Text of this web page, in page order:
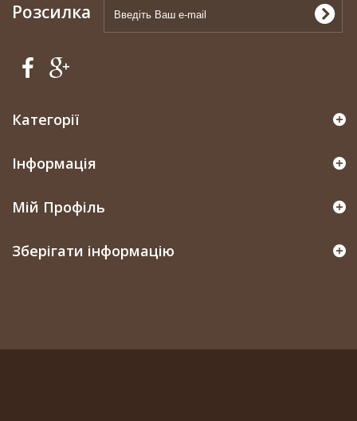
Розсилка
Категорії
Інформація
Мій Профіль
Зберігати інформацію